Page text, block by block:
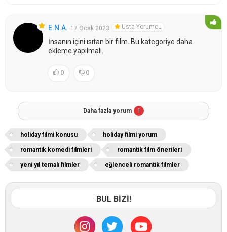
E.N.A. 17 Ocak 2023 Usta Yorumcu
İnsanın içini ısıtan bir film. Bu kategoriye daha
ekleme yapılmalı.
0 0
Daha fazla yorum 1
holiday filmi konusu holiday filmi yorum
romantik komedi filmleri romantik film önerileri
yeni yıl temalı filmler eğlenceli romantik filmler
BUL BİZİ!